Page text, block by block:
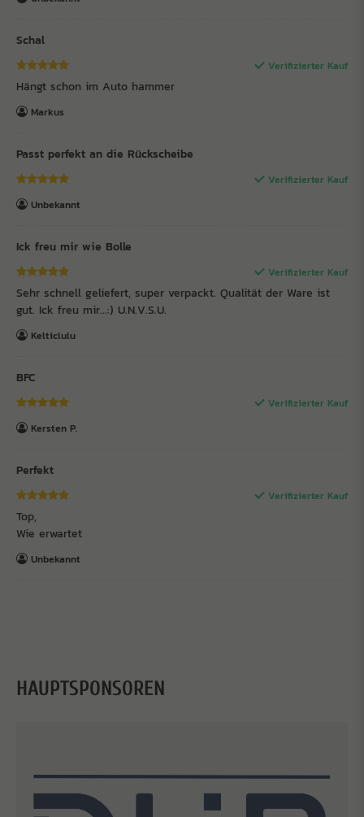
Schal
Verifizierter Kauf
Hängt schon im Auto hammer
Markus
Passt perfekt an die Rückscheibe
Verifizierter Kauf
Unbekannt
Ick freu mir wie Bolle
Verifizierter Kauf
Sehr schnell geliefert, super verpackt. Qualität der Ware ist
gut. Ick freu mir...:) U.N.V.S.U.
Kelticlulu
BFC
Verifizierter Kauf
Kersten P.
Perfekt
Verifizierter Kauf
Top,
Wie erwartet
Unbekannt
HAUPTSPONSOREN